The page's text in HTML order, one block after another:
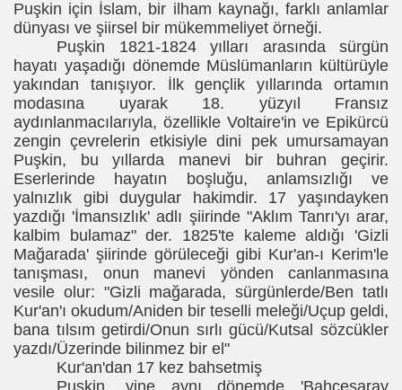
Puşkin için İslam, bir ilham kaynağı, farklı anlamlar
dünyası ve şiirsel bir mükemmeliyet örneği.
Puşkin 1821-1824 yılları arasında sürgün
hayatı yaşadığı dönemde Müslümanların kültürüyle
yakından tanışıyor. İlk gençlik yıllarında ortamın
modasına uyarak 18. yüzyıl Fransız
aydınlanmacılarıyla, özellikle Voltaire'in ve Epikürcü
zengin çevrelerin etkisiyle dini pek umursamayan
Puşkin, bu yıllarda manevi bir buhran geçirir.
Eserlerinde hayatın boşluğu, anlamsızlığı ve
yalnızlık gibi duygular hakimdir. 17 yaşındayken
yazdığı 'İmansızlık' adlı şiirinde "Aklım Tanrı'yı arar,
kalbim bulamaz" der. 1825'te kaleme aldığı 'Gizli
Mağarada' şiirinde görüleceği gibi Kur'an-ı Kerim'le
tanışması, onun manevi yönden canlanmasına
vesile olur: "Gizli mağarada, sürgünlerde/Ben tatlı
Kur'an'ı okudum/Aniden bir teselli meleği/Uçup geldi,
bana tılsım getirdi/Onun sırlı gücü/Kutsal sözcükler
yazdı/Üzerinde bilinmez bir el"
Kur'an'dan 17 kez bahsetmiş
Puşkin, yine aynı dönemde 'Bahçesaray